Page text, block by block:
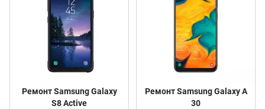
Ремонт Samsung Galaxy
S8 Active
Ремонт Samsung Galaxy A
30